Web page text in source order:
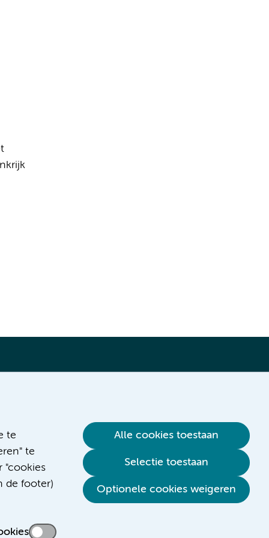
te
te
"cookies
de footer)
Alle cookies toestaan
Selectie toestaan
Optionele cookies weigeren